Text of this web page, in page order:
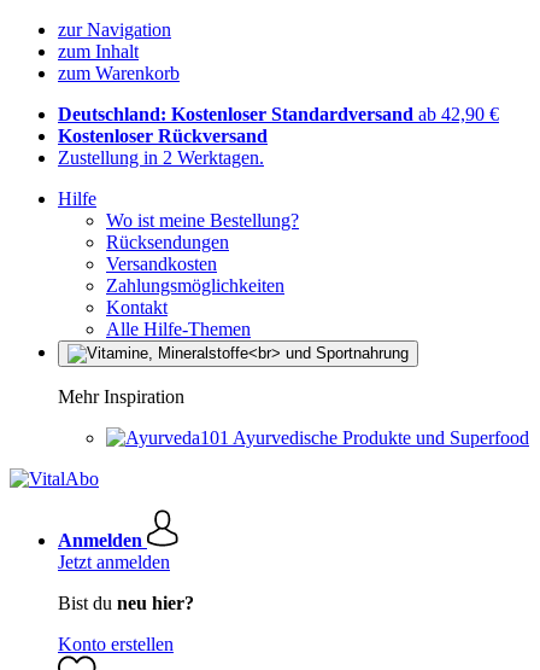
zur Navigation
zum Inhalt
zum Warenkorb
Deutschland: Kostenloser Standardversand ab 42,90 €
Kostenloser Rückversand
Zustellung in 2 Werktagen.
Hilfe
Wo ist meine Bestellung?
Rücksendungen
Versandkosten
Zahlungsmöglichkeiten
Kontakt
Alle Hilfe-Themen
Mehr Inspiration
Ayurvedische Produkte und Superfood
Anmelden
Jetzt anmelden
Bist du neu hier?
Konto erstellen